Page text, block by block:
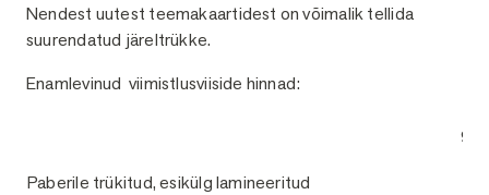
Nendest uutest teemakaartidest on võimalik tellida
suurendatud järeltrükke.
Enamlevinud viimistlusviiside hinnad:
93
Paberile trükitud, esikülg lamineeritud